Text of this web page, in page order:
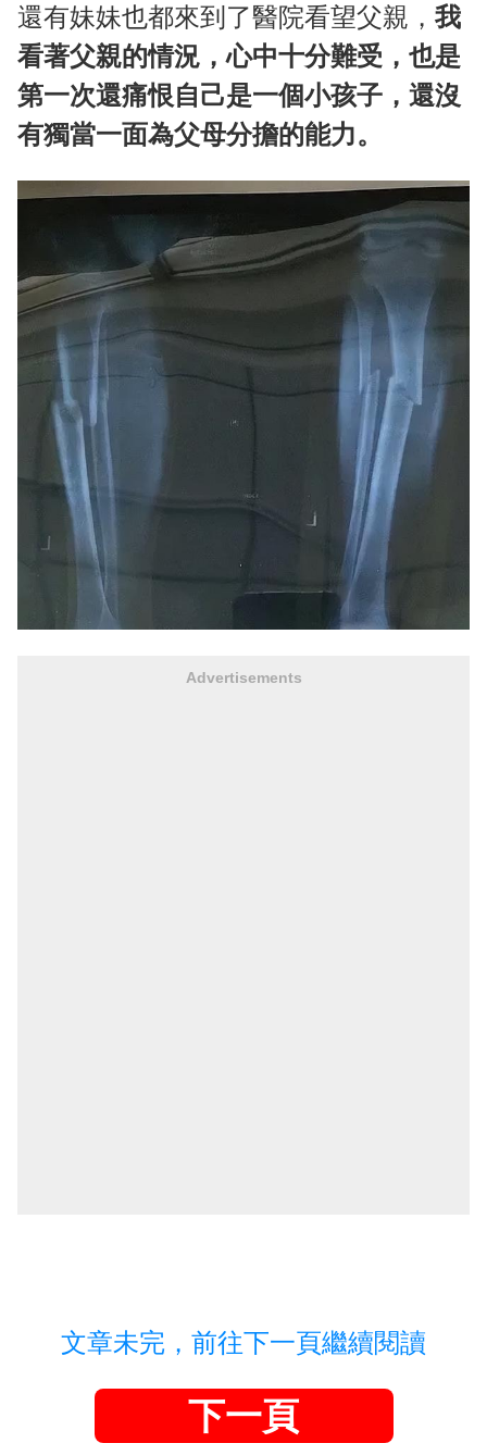
還有妹妹也都來到了醫院看望父親， 我
看著父親的情況，心中十分難受，也是
第一次還痛恨自己是一個小孩子，還沒
有獨當一面為父母分擔的能力。
Advertisements
文章未完，前往下一頁繼續閱讀
下一頁